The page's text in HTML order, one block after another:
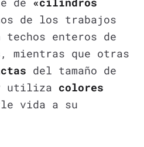
de los trabajos
techos enteros de
mientras que otras
del tamaño de
utiliza colores
vida a su